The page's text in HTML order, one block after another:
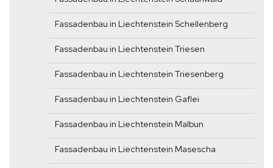
Fassadenbau in Liechtenstein Schellenberg
Fassadenbau in Liechtenstein Triesen
Fassadenbau in Liechtenstein Triesenberg
Fassadenbau in Liechtenstein Gaflei
Fassadenbau in Liechtenstein Malbun
Fassadenbau in Liechtenstein Masescha